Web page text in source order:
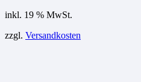
inkl. 19 % MwSt.
zzgl. Versandkosten